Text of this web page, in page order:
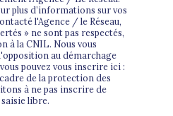
plus d’informations sur vos
l'Agence / le Réseau,
» ne sont pas respectés,
à la CNIL. Nous vous
au démarchage
pouvez vous inscrire ici :
de la protection des
à ne pas inscrire de
libre.